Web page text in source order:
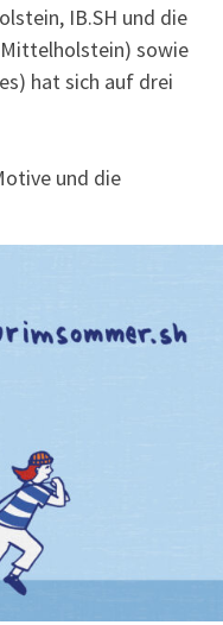
IB.SH und die
sowie
hat sich auf drei
und die